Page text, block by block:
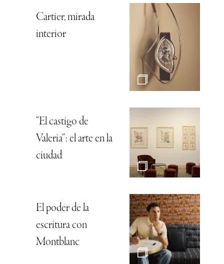
Cartier, mirada
interior
“El castigo de
Valeria”: el arte en la
ciudad
El poder de la
escritura con
Montblanc